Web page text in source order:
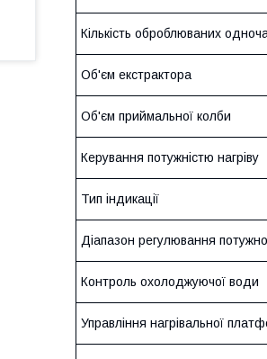
Кількість оброблюваних
Об'єм екстрактора
Об'єм приймальної колби
Керування потужністю нагріву
Тип індикації
Діапазон регулювання
Контроль охолоджуючої води
Управління нагрівальної